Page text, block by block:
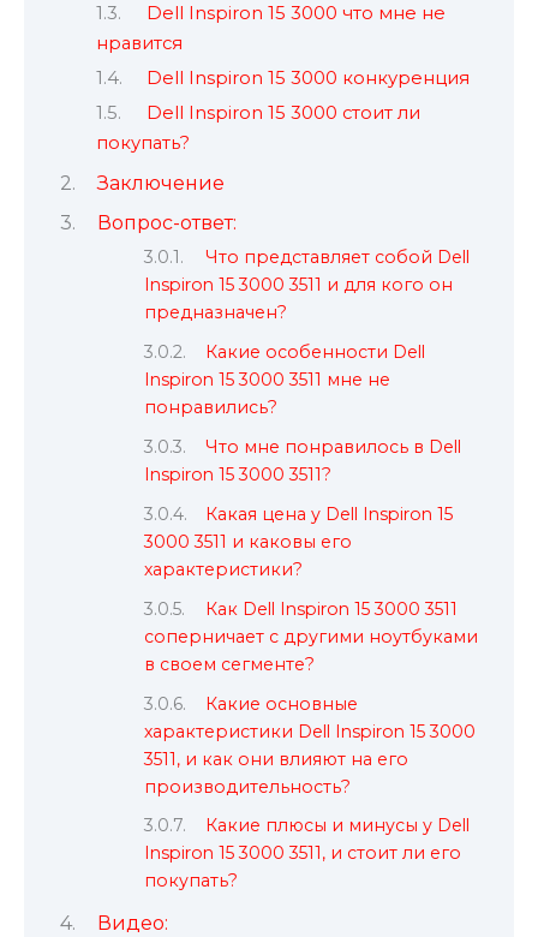
Dell Inspiron 15 3000 что мне не
нравится
Dell Inspiron 15 3000 конкуренция
Dell Inspiron 15 3000 стоит ли
покупать?
Заключение
Вопрос-ответ:
Что представляет собой Dell
Inspiron 15 3000 3511 и для кого он
предназначен?
Какие особенности Dell
Inspiron 15 3000 3511 мне не
понравились?
Что мне понравилось в Dell
Inspiron 15 3000 3511?
Какая цена у Dell Inspiron 15
3000 3511 и каковы его
характеристики?
Как Dell Inspiron 15 3000 3511
соперничает с другими ноутбуками
в своем сегменте?
Какие основные
характеристики Dell Inspiron 15 3000
3511, и как они влияют на его
производительность?
Какие плюсы и минусы у Dell
Inspiron 15 3000 3511, и стоит ли его
покупать?
Видео: